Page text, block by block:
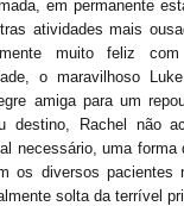
em permanente
atividades mais
muito feliz
o maravilhoso
amiga para um
destino, Rachel não
necessário, uma
os diversos pacientes
solta da terrível